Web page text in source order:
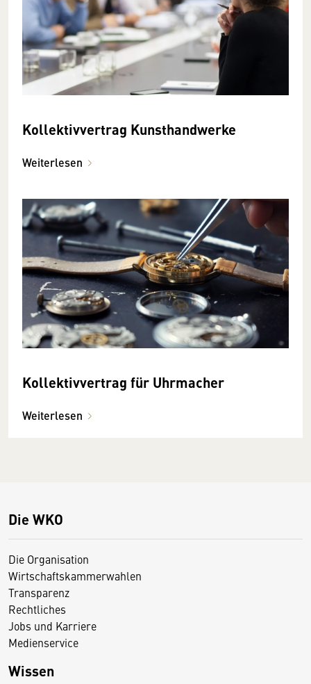
Kollektivvertrag Kunsthandwerke
Weiterlesen
Kollektivvertrag für Uhrmacher
Weiterlesen
Die WKO
Die Organisation
Wirtschaftskammerwahlen
Transparenz
Rechtliches
Jobs und Karriere
Medienservice
Wissen